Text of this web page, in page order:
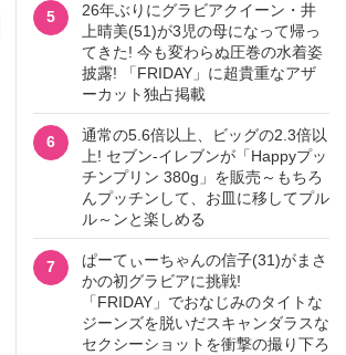
5
26年ぶりにグラビアクイーン・井
上晴美(51)が3児の母になって帰っ
てきた! 今も変わらぬ圧巻の水着姿
披露! 「FRIDAY」に超貴重なアザ
ーカット独占掲載
6
通常の5.6倍以上、ビッグの2.3倍以
上! セブン‐イレブンが「Happyプッ
チンプリン 380g」を販売～もちろ
んプッチンして、お皿に移してプル
ル～ンと楽しめる
7
ぱーてぃーちゃんの信子(31)がまさ
かの初グラビアに挑戦!
「FRIDAY」でおなじみのタイトな
ジーンズを脱いだスキャンダラスな
セクシーショットを衝撃の撮り下ろ